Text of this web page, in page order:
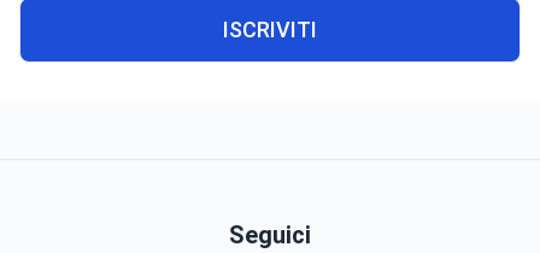
ISCRIVITI
Seguici